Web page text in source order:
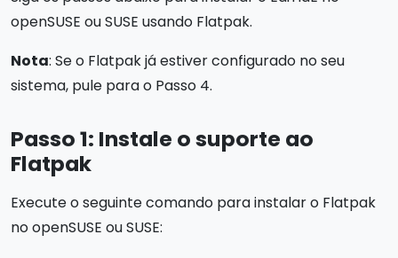
openSUSE ou SUSE usando Flatpak.
Nota: Se o Flatpak já estiver configurado no seu
sistema, pule para o Passo 4.
Passo 1: Instale o suporte ao
Flatpak
Execute o seguinte comando para instalar o Flatpak
no openSUSE ou SUSE: